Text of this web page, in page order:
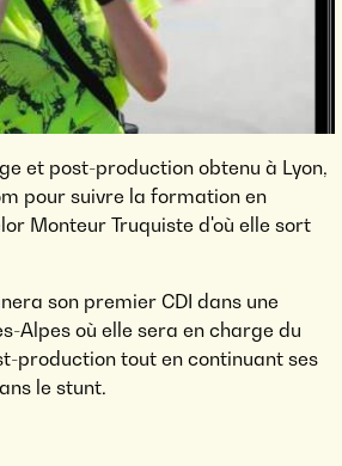
et post-production obtenu à Lyon,
pour suivre la formation en
Monteur Truquiste d'où elle sort
son premier CDI dans une
Alpes où elle sera en charge du
production tout en continuant ses
le stunt.